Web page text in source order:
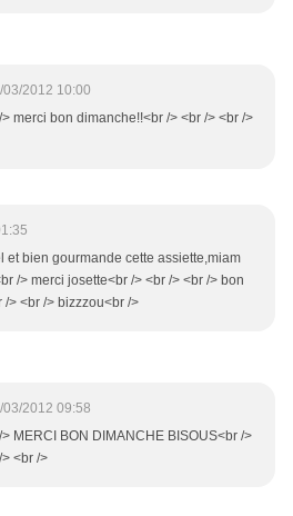
03/2012 10:00
merci bon dimanche!!<br /> <br /> <br />
et bien gourmande cette assiette,miam
/> merci josette<br /> <br /> <br /> bon
> <br /> bizzzou<br />
03/2012 09:58
MERCI BON DIMANCHE BISOUS<br />
<br />